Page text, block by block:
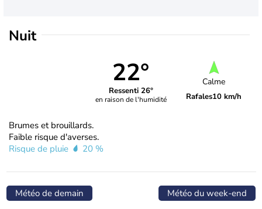
Nuit
22°
Ressenti 26°
en raison de l'humidité
Calme
Rafales10 km/h
Brumes et brouillards.
Faible risque d'averses.
Risque de pluie
20 %
Météo de demain Météo du week-end